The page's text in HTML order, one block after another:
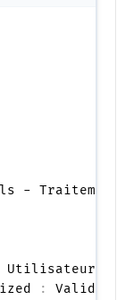
- Traitement
Utilisateur
: